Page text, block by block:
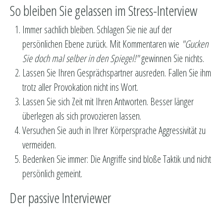
So bleiben Sie gelassen im Stress-Interview
Immer sachlich bleiben. Schlagen Sie nie auf der
persönlichen Ebene zurück. Mit Kommentaren wie "Gucken
Sie doch mal selber in den Spiegel!"gewinnen Sie nichts.
Lassen Sie Ihren Gesprächspartner ausreden. Fallen Sie ihm
trotz aller Provokation nicht ins Wort.
Lassen Sie sich Zeit mit Ihren Antworten. Besser länger
überlegen als sich provozieren lassen.
Versuchen Sie auch in Ihrer Körpersprache Aggressivität zu
vermeiden.
Bedenken Sie immer: Die Angriffe sind bloße Taktik und nicht
persönlich gemeint.
Der passive Interviewer